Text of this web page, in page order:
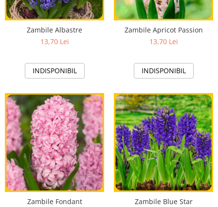
Muscate
Panselute
Soare puternic
Steaua Egiptului
Trandafir Chinezesc
Trandafiri
Trompeta ingerilor
Zambile bulbi
Țânțărică
Zambile Albastre
13,70 Lei
INDISPONIBIL
Zambile Apricot Passion
13,70 Lei
INDISPONIBIL
Zambile Fondant
Zambile Blue Star